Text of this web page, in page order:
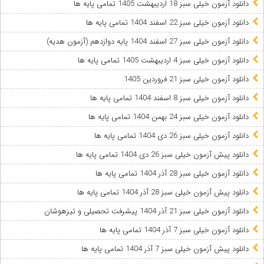
دانلود آزمون خیلی سبز 18 اردیبهشت 1405 تمامی پایه ها
دانلود آزمون خیلی سبز 22 اسفند 1404 تمامی پایه ها
دانلود آزمون خیلی سبز 27 اسفند 1404 پایه دوازدهم (آزمون هدیه)
دانلود آزمون خیلی سبز 4 اردیبهشت 1405 تمامی پایه ها
دانلود آزمون خیلی سبز 21 فروردین 1405
دانلود آزمون خیلی سبز 8 اسفند 1404 تمامی پایه ها
دانلود آزمون خیلی سبز 24 بهمن 1404 تمامی پایه ها
دانلود آزمون خیلی سبز 26 دی 1404 تمامی پایه ها
دانلود پیش آزمون خیلی سبز 26 دی 1404 تمامی پایه ها
دانلود آزمون خیلی سبز 28 آذر 1404 تمامی پایه ها
دانلود پیش آزمون خیلی سبز 28 آذر 1404 تمامی پایه ها
دانلود آزمون خیلی سبز 21 آذر 1404 پیشرفت تحصیلی و تیزهوشان
دانلود آزمون خیلی سبز 7 آذر 1404 تمامی پایه ها
دانلود پیش آزمون خیلی سبز 7 آذر 1404 تمامی پایه ها